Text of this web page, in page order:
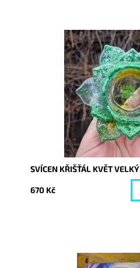
Dostupnost:
Vyprodáno
10053
SVÍCEN KŘIŠŤÁL KVĚT VELKÝ
670 Kč